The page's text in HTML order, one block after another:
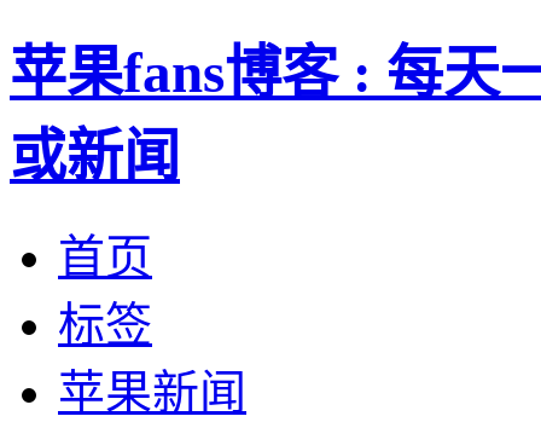
苹果fans博客 : 每天
或新闻
首页
标签
苹果新闻